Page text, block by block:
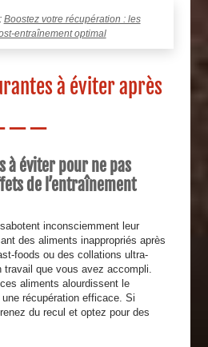
Boostez votre récupération : les
entraînement optimal
à éviter après
à éviter pour ne pas
de l’entraînement
inconsciemment leur
des aliments inappropriés après
foods ou des collations ultra-
que vous avez accompli.
aliments alourdissent le
récupération efficace. Si
du recul et optez pour des